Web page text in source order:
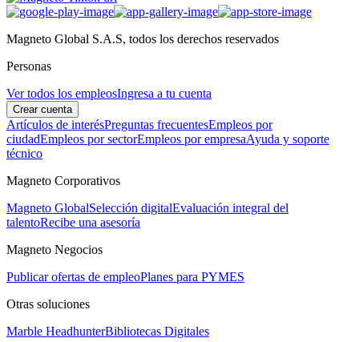
Magneto Global S.A.S, todos los derechos reservados
Personas
Ver todos los empleosIngresa a tu cuenta
Crear cuenta
Artículos de interésPreguntas frecuentesEmpleos por
ciudadEmpleos por sectorEmpleos por empresaAyuda y soporte
técnico
Magneto Corporativos
Magneto GlobalSelección digitalEvaluación integral del
talentoRecibe una asesoría
Magneto Negocios
Publicar ofertas de empleoPlanes para PYMES
Otras soluciones
Marble HeadhunterBibliotecas Digitales